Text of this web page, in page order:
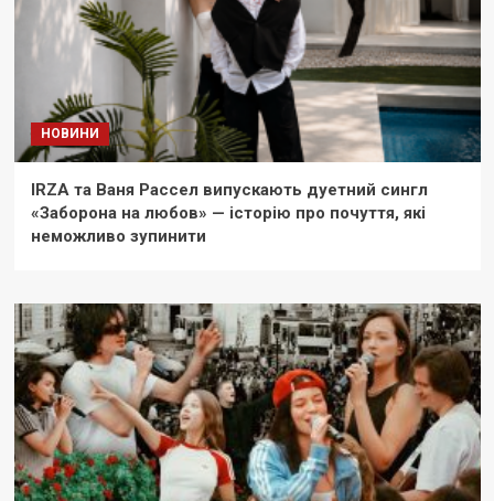
НОВИНИ
IRZA та Ваня Рассел випускають дуетний сингл
«Заборона на любов» — історію про почуття, які
неможливо зупинити